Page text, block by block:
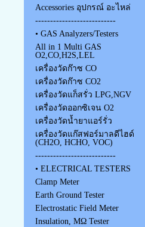
Accessories อุปกรณ์ อะไหล่
---------------------------
• GAS Analyzers/Testers
All in 1 Multi GAS
O2,CO,H2S,LEL
เครื่องวัดก๊าซ CO
เครื่องวัดก๊าซ CO2
เครื่องวัดแก็สรั่ว LPG,NGV
เครื่องวัดออกซิเจน O2
เครื่องวัดน้ำยาแอร์รั่ว
เครื่องวัดแก๊สฟอร์มาลดีไฮด์
(CH2O, HCHO, VOC)
---------------------------
• ELECTRICAL TESTERS
Clamp Meter
Earth Ground Tester
Electrostatic Field Meter
Insulation, MΩ Tester